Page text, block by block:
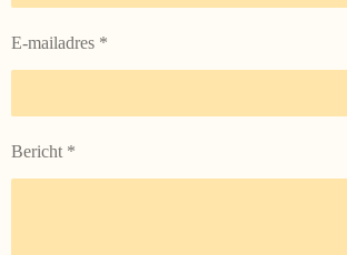
E-mailadres *
Bericht *